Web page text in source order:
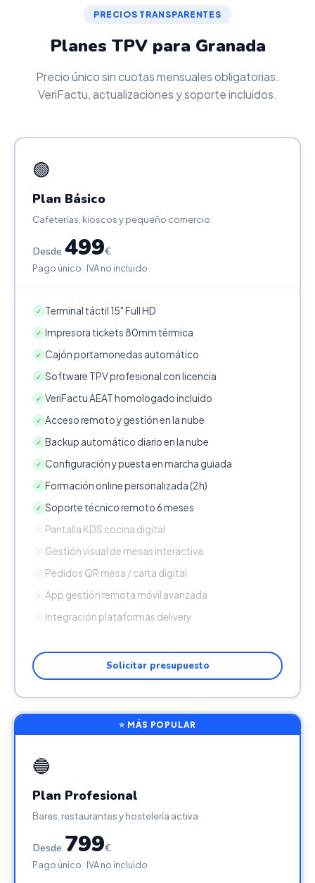
PRECIOS TRANSPARENTES
Planes TPV para Granada
Precio único sin cuotas mensuales obligatorias.
VeriFactu, actualizaciones y soporte incluidos.
🟢
Plan Básico
Cafeterías, kioscos y pequeño comercio
Desde 499€
Pago único · IVA no incluido
✓ Terminal táctil 15" Full HD
✓ Impresora tickets 80mm térmica
✓ Cajón portamonedas automático
✓ Software TPV profesional con licencia
✓ VeriFactu AEAT homologado incluido
✓ Acceso remoto y gestión en la nube
✓ Backup automático diario en la nube
✓ Configuración y puesta en marcha guiada
✓ Formación online personalizada (2h)
✓ Soporte técnico remoto 6 meses
Pantalla KDS cocina digital
Gestión visual de mesas interactiva
Pedidos QR mesa / carta digital
App gestión remota móvil avanzada
Integración plataformas delivery
Solicitar presupuesto
⭐ MÁS POPULAR
🔵
Plan Profesional
Bares, restaurantes y hostelería activa
Desde 799€
Pago único · IVA no incluido